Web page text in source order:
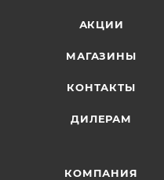
АКЦИИ
МАГАЗИНЫ
КОНТАКТЫ
ДИЛЕРАМ
КОМПАНИЯ